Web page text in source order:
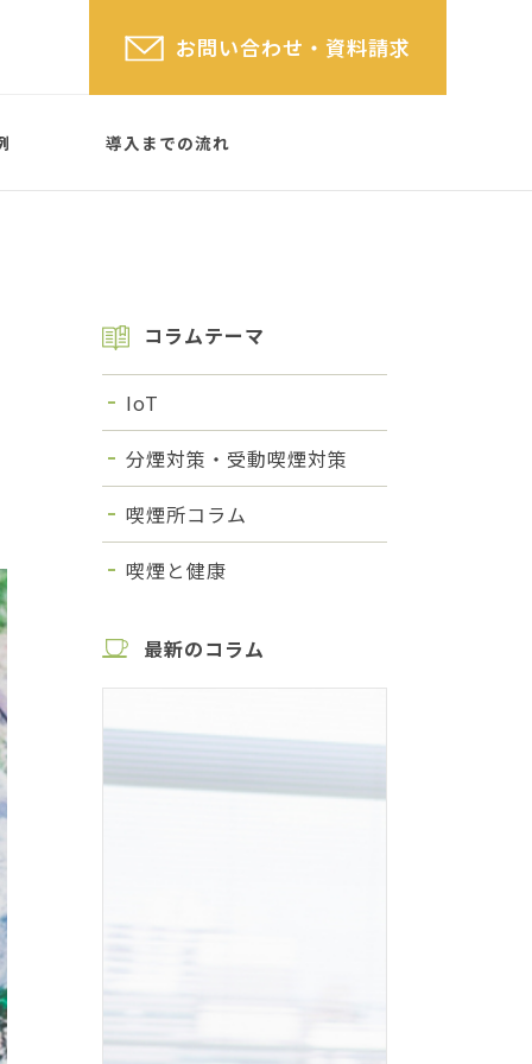
お問い合わせ ・資料請求
導入までの流れ
格子タイプ
コラムテーマ
IoT
分煙対策・受動喫煙対策
喫煙所コラム
喫煙と健康
最新のコラム